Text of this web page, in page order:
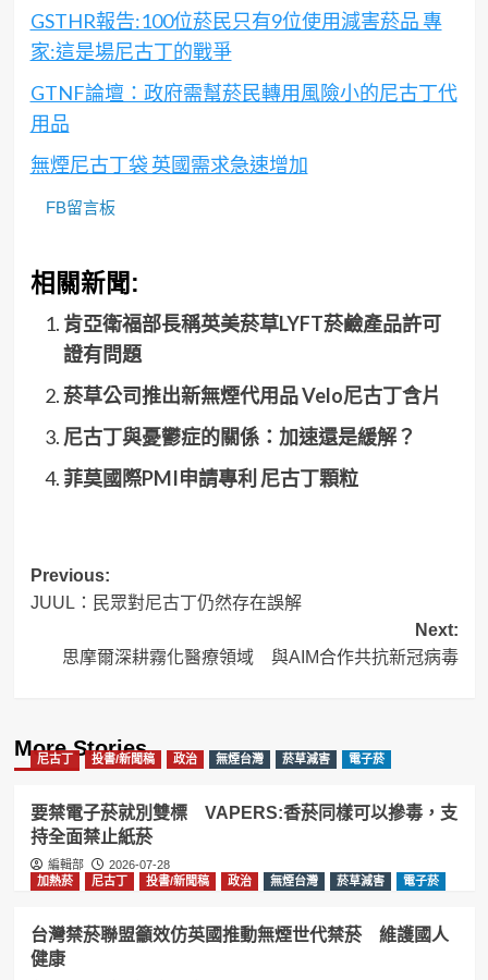
GSTHR報告:100位菸民只有9位使用減害菸品 專
家:這是場尼古丁的戰爭
GTNF論壇：政府需幫菸民轉用風險小的尼古丁代
用品
無煙尼古丁袋 英國需求急速增加
FB留言板
相關新聞:
肯亞衛福部長稱英美菸草LYFT菸鹼產品許可
證有問題
菸草公司推出新無煙代用品 Velo尼古丁含片
尼古丁與憂鬱症的關係：加速還是緩解？
菲莫國際PMI申請專利 尼古丁顆粒
Post
navigation
Previous:
JUUL：民眾對尼古丁仍然存在誤解
Next:
思摩爾深耕霧化醫療領域 與AIM合作共抗新冠病毒
More Stories
尼古丁 投書/新聞稿 政治 無煙台灣 菸草減害 電子菸
要禁電子菸就別雙標 VAPERS:香菸同樣可以摻毒，支
持全面禁止紙菸
編輯部
2026-07-28
加熱菸
尼古丁 投書/新聞稿 政治 無煙台灣 菸草減害 電子菸
台灣禁菸聯盟籲效仿英國推動無煙世代禁菸 維護國人
健康